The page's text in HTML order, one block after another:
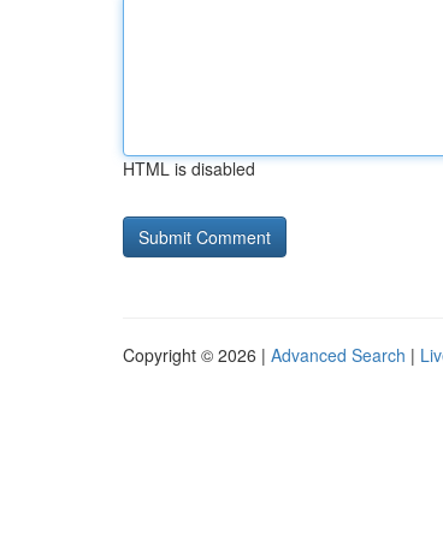
HTML is disabled
Copyright © 2026 | Advanced Search |